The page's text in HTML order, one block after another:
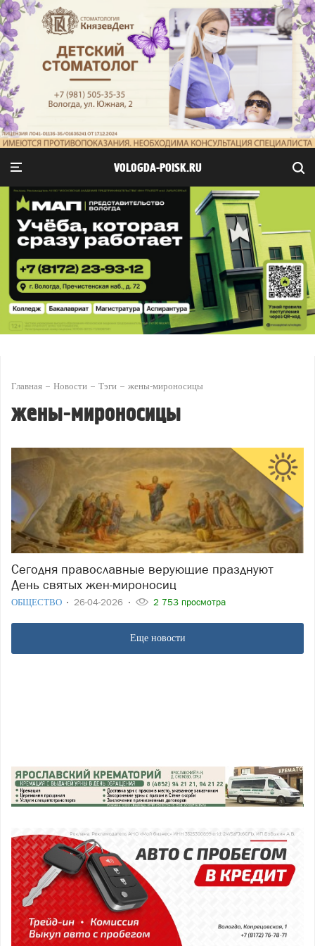
VOLOGDA-POISK.RU
Главная Новости Тэги жены-мироносицы
жены-мироносицы
Сегодня православные верующие празднуют
День святых жен-мироносиц
ОБЩЕСТВО 26-04-2026 2 753 просмотра
Еще новости